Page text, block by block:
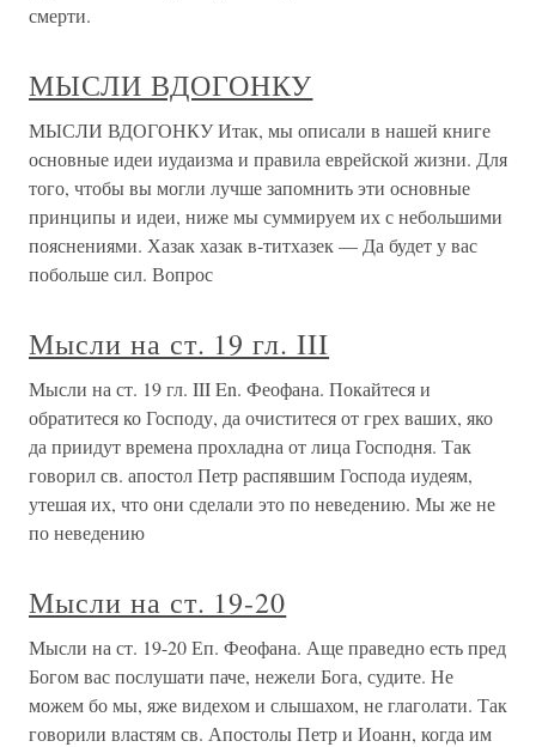
смерти.
МЫСЛИ ВДОГОНКУ
МЫСЛИ ВДОГОНКУ Итак, мы описали в нашей книге
основные идеи иудаизма и правила еврейской жизни. Для
того, чтобы вы могли лучше запомнить эти основные
принципы и идеи, ниже мы суммируем их с небольшими
пояснениями. Хазак хазак в-титхазек — Да будет у вас
побольше сил. Вопрос
Мысли на ст. 19 гл. III
Мысли на ст. 19 гл. III En. Феофана. Покайтеся и
обратитеся ко Господу, да очиститеся от грех ваших, яко
да приидут времена прохладна от лица Господня. Так
говорил св. апостол Петр распявшим Господа иудеям,
утешая их, что они сделали это по неведению. Мы же не
по неведению
Мысли на ст. 19-20
Мысли на ст. 19-20 Еп. Феофана. Аще праведно есть пред
Богом вас послушати паче, нежели Бога, судите. Не
можем бо мы, яже видехом и слышахом, не глаголати. Так
говорили властям св. Апостолы Петр и Иоанн, когда им